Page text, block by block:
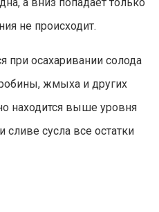
а вниз попадает только
не происходит.
при осахаривании солода
жмыха и других
находится выше уровня
сливе сусла все остатки